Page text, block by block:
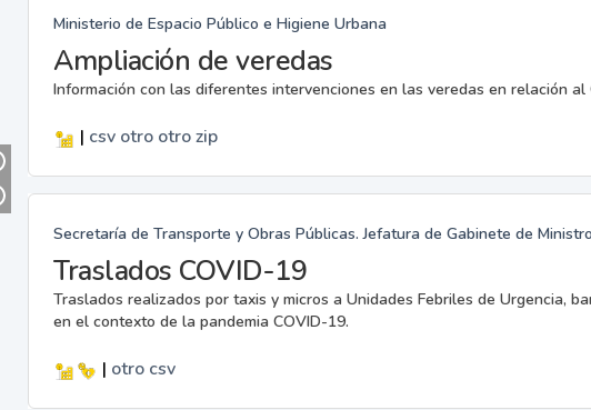
Ministerio de Espacio Público e Higiene Urbana
Ampliación de veredas
Información con las diferentes intervenciones en las veredas en relación al
| csv otro otrozip
Secretaría de Transporte y Obras Públicas. Jefatura de Gabinete de
Traslados COVID-19
Traslados realizados por taxis y micros a Unidades Febriles de Urgencia,
en el contexto de la pandemia COVID-19.
| otro csv